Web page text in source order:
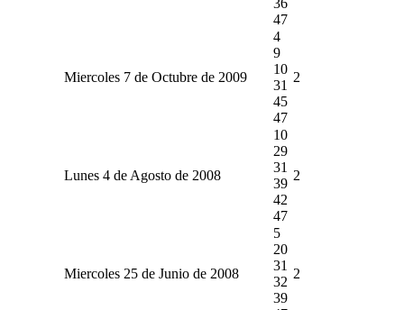
47
Miercoles 7 de Octubre de 2009
4
9
10
31
45
47
2
Lunes 4 de Agosto de 2008
10
29
31
39
42
47
2
Miercoles 25 de Junio de 2008
5
20
31
32
39
2